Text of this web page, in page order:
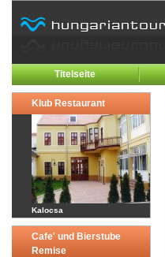
Titelseite
Klub Restaurant
Kalocsa
Cafe' und Bierstube
Remise